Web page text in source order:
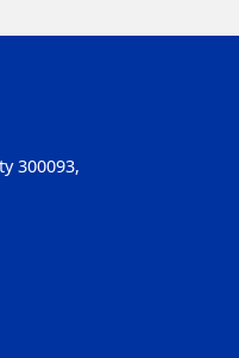
300093,